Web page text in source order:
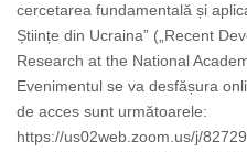
cercetarea fundamentală și
Științe din Ucraina” („Recent
Research at the National
Evenimentul se va desfășura
de acces sunt următoarele:
https://us02web.zoom.us/j/